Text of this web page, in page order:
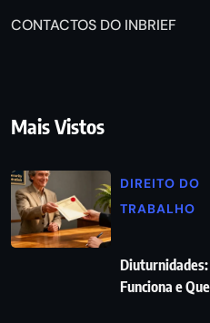
CONTACTOS DO INBRIEF
Mais Vistos
DIREITO DO
TRABALHO
Diuturnidades:
Funciona e